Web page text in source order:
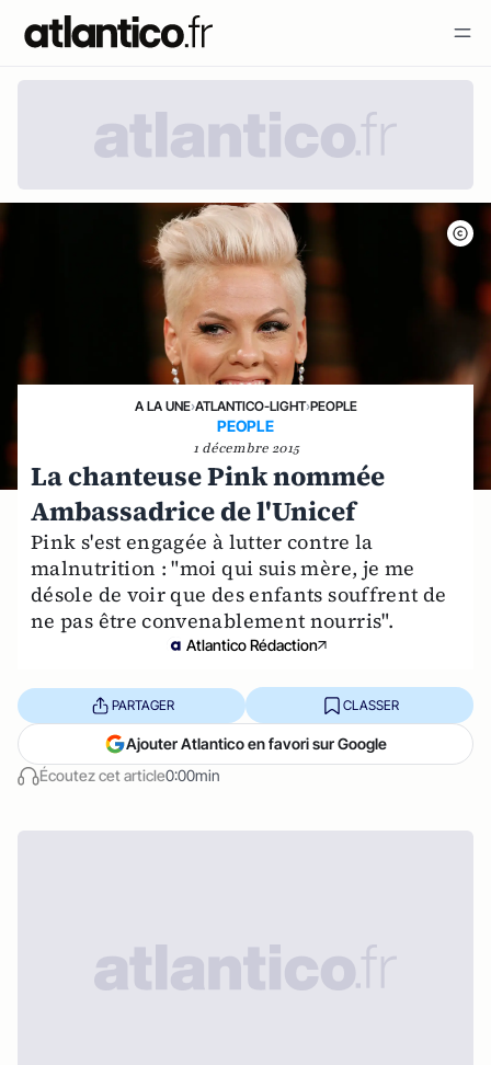
A LA UNE›ATLANTICO-LIGHT›PEOPLE
PEOPLE
1 décembre 2015
La chanteuse Pink nommée
Ambassadrice de l'Unicef
Pink s'est engagée à lutter contre la
malnutrition : "moi qui suis mère, je me
désole de voir que des enfants souffrent de
ne pas être convenablement nourris".
Atlantico Rédaction
Écoutez cet article0:00min
PARTAGER CLASSER
Ajouter Atlantico en favori sur Google